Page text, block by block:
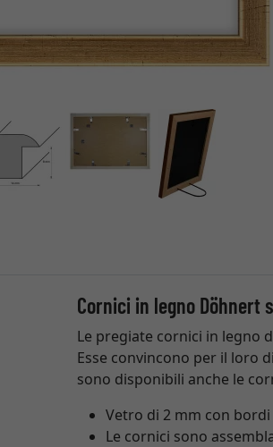
Cornici in legno Döhnert
Le pregiate cornici in legno
Esse convincono per il loro
sono disponibili anche le
Vetro di 2 mm con
Le cornici sono